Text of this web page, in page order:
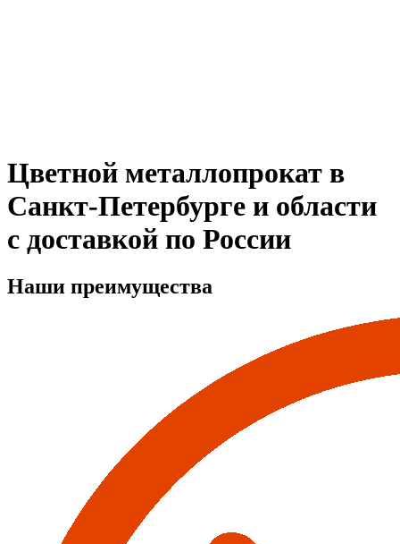
Цветной металлопрокат в
Санкт-Петербурге и области
с доставкой по России
Наши преимущества